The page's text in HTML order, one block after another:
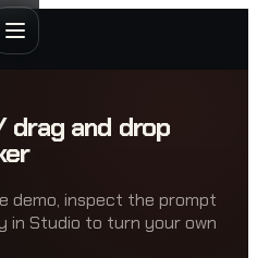
and drop
demo, inspect the prompt
in Studio to turn your own